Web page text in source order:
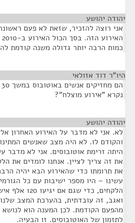
יהודה יהושע
אני רוצה להזכיר, שזאת לא פעם
כמות הרבה יותר גדולה משנה קודמת
היו"ר דוד אזולאי
נקרא "אירוע מוצלח"?
יהודה יהושע
לא. אני לא מדבר על האירוע האחרון
והקודם לו. לא היה מצב שאנשים
היתה זרימת אוטובוסים. אני לא מדבר
את זה צריך לציין. אנחנו לומדים את
את תרומתו כדי שהאירוע הבא יהיה
עשינו – היו מספר ישיבות עם כל
הלקחים, כדי
ואגב, זה עובדתית, בהערכת המצב שלנו
מהפעם הקודמת. לכן המענה הוא
לתזמון של האוטובוסים. זו הבעיה.